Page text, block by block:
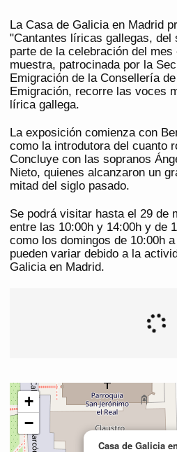
La Casa de Galicia en Madrid
"Cantantes líricas gallegas, del
parte de la celebración del
muestra, patrocinada por la
Emigración de la Consellería
Emigración, recorre las voces
lírica gallega.
La exposición comienza con
como la introdutora del cuanto
Concluye con las sopranos
Nieto, quienes alcanzaron un
mitad del siglo pasado.
Se podrá visitar hasta el 29 de
entre las 10:00h y 14:00h y de
como los domingos de 10:00h
pueden variar debido a la
Galicia en Madrid.